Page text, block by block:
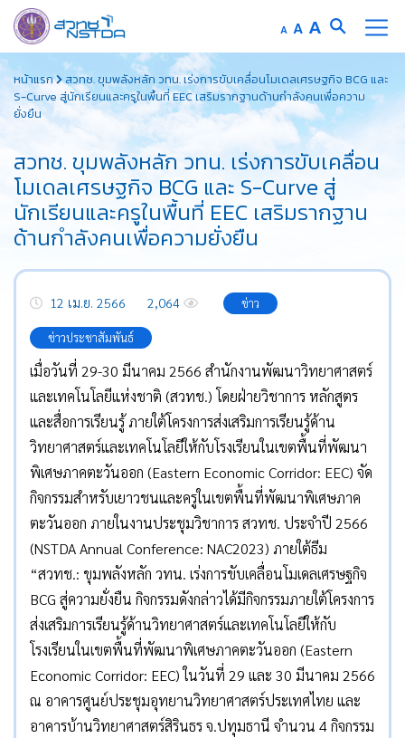
to
content
A Decrease
font
size.
AReset
font
size.
A Increase
font
size.
หน้าแรก
สวทช. ขุมพลังหลัก วทน. เร่งการขับเคลื่อนโมเดลเศรษฐกิจ BCG และ
S-Curve สู่นักเรียนและครูในพื้นที่ EEC เสริมรากฐานด้านกำลังคนเพื่อความ
ยั่งยืน
สวทช. ขุมพลังหลัก วทน. เร่งการขับเคลื่อน
โมเดลเศรษฐกิจ BCG และ S-Curve สู่
นักเรียนและครูในพื้นที่ EEC เสริมรากฐาน
ด้านกำลังคนเพื่อความยั่งยืน
12 เม.ย. 2566 2,064 ข่าว
ข่าวประชาสัมพันธ์
เมื่อวันที่ 29-30 มีนาคม 2566 สำนักงานพัฒนาวิทยาศาสตร์
และเทคโนโลยีแห่งชาติ (สวทช.) โดยฝ่ายวิชาการ หลักสูตร
และสื่อการเรียนรู้ ภายใต้โครงการส่งเสริมการเรียนรู้ด้าน
วิทยาศาสตร์และเทคโนโลยีให้กับโรงเรียนในเขตพื้นที่พัฒนา
พิเศษภาคตะวันออก (Eastern Economic Corridor: EEC) จัด
กิจกรรมสำหรับเยาวชนและครูในเขตพื้นที่พัฒนาพิเศษภาค
ตะวันออก ภายในงานประชุมวิชาการ สวทช. ประจำปี 2566
(NSTDA Annual Conference: NAC2023) ภายใต้ธีม
“สวทช.: ขุมพลังหลัก วทน. เร่งการขับเคลื่อนโมเดลเศรษฐกิจ
BCG สู่ความยั่งยืน กิจกรรมดังกล่าวได้มีกิจกรรมภายใต้โครงการ
ส่งเสริมการเรียนรู้ด้านวิทยาศาสตร์และเทคโนโลยีให้กับ
โรงเรียนในเขตพื้นที่พัฒนาพิเศษภาคตะวันออก (Eastern
Economic Corridor: EEC) ในวันที่ 29 และ 30 มีนาคม 2566
ณ อาคารศูนย์ประชุมอุทยานวิทยาศาสตร์ประเทศไทย และ
อาคารบ้านวิทยาศาสตร์สิรินธร จ.ปทุมธานี จำนวน 4 กิจกรรม